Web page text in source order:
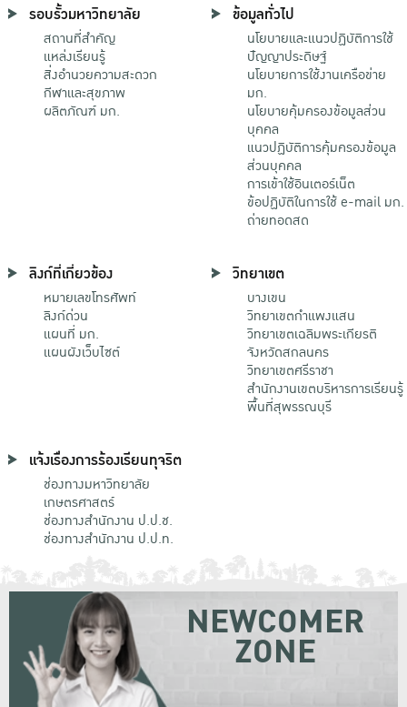
รอบรั้วมหาวิทยาลัย
สถานที่สำคัญ
แหล่งเรียนรู้
สิ่งอำนวยความสะดวก
กีฬาและสุขภาพ
ผลิตภัณฑ์ มก.
ข้อมูลทั่วไป
นโยบายและแนวปฏิบัติการใช้
ปัญญาประดิษฐ์
นโยบายการใช้งานเครือข่าย
มก.
นโยบายคุ้มครองข้อมูลส่วน
บุคคล
แนวปฏิบัติการคุ้มครองข้อมูล
ส่วนบุคคล
การเข้าใช้อินเตอร์เน็ต
ข้อปฏิบัติในการใช้ e-mail มก.
ถ่ายทอดสด
ลิงก์ที่เกี่ยวข้อง
หมายเลขโทรศัพท์
ลิงก์ด่วน
แผนที่ มก.
แผนผังเว็บไซต์
วิทยาเขต
บางเขน
วิทยาเขตกําแพงแสน
วิทยาเขตเฉลิมพระเกียรติ
จังหวัดสกลนคร
วิทยาเขตศรีราชา
สำนักงานเขตบริหารการเรียนรู้
พื้นที่สุพรรณบุรี
แจ้งเรื่องการร้องเรียนทุจริต
ช่องทางมหาวิทยาลัย
เกษตรศาสตร์
ช่องทางสำนักงาน ป.ป.ช.
ช่องทางสำนักงาน ป.ป.ท.
NEWCOMER
ZONE